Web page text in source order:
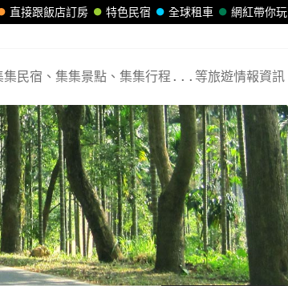
網紅帶你玩
全球租車
特色民宿
直接跟飯店訂房
集民宿、集集景點、集集行程...等旅遊情報資訊